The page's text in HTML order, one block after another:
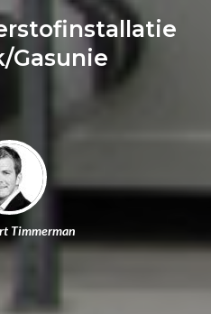
Gasunie
Timmerman